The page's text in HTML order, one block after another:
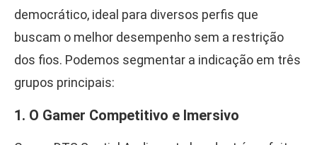
democrático, ideal para diversos perfis que
buscam o melhor desempenho sem a restrição
dos fios. Podemos segmentar a indicação em três
grupos principais:
1. O Gamer Competitivo e Imersivo